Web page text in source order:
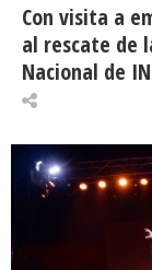
Con visita a
al rescate de
Nacional de